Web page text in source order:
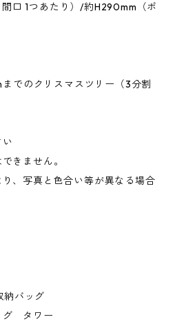
口 1つあたり）/約H290mm（ポ
でのクリスマスツリー（3分割
きません。
、写真と色合い等が異なる場合
バッグ
グ タワー